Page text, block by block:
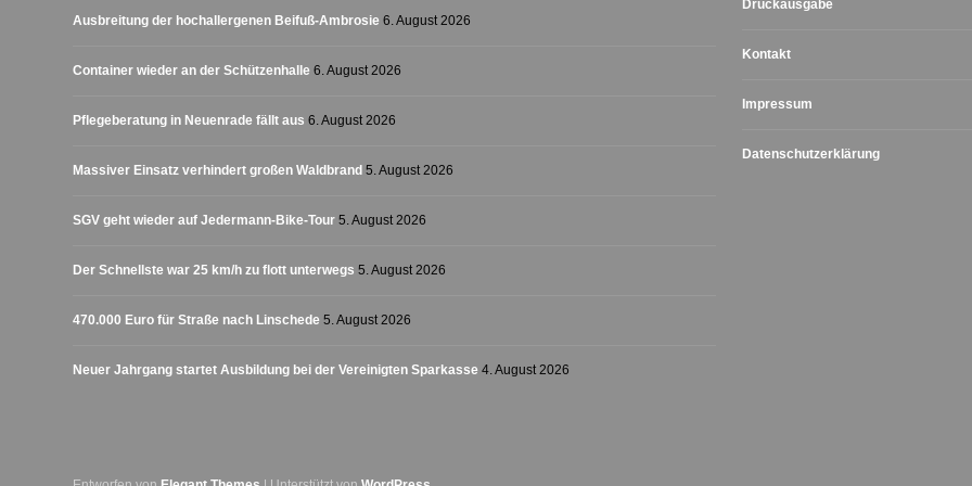
Ausbreitung der hochallergenen Beifuß-Ambrosie 6. August 2026
Container wieder an der Schützenhalle 6. August 2026
Pflegeberatung in Neuenrade fällt aus 6. August 2026
Massiver Einsatz verhindert großen Waldbrand 5. August 2026
SGV geht wieder auf Jedermann-Bike-Tour 5. August 2026
Der Schnellste war 25 km/h zu flott unterwegs 5. August 2026
470.000 Euro für Straße nach Linschede 5. August 2026
Neuer Jahrgang startet Ausbildung bei der Vereinigten Sparkasse 4. August 2026
Druckausgabe
Kontakt
Impressum
Datenschutzerklärung